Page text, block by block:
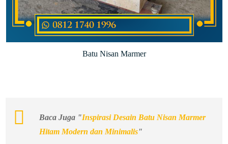
Batu Nisan Marmer
Baca Juga "Inspirasi Desain Batu Nisan Marmer
Hitam Modern dan Minimalis"